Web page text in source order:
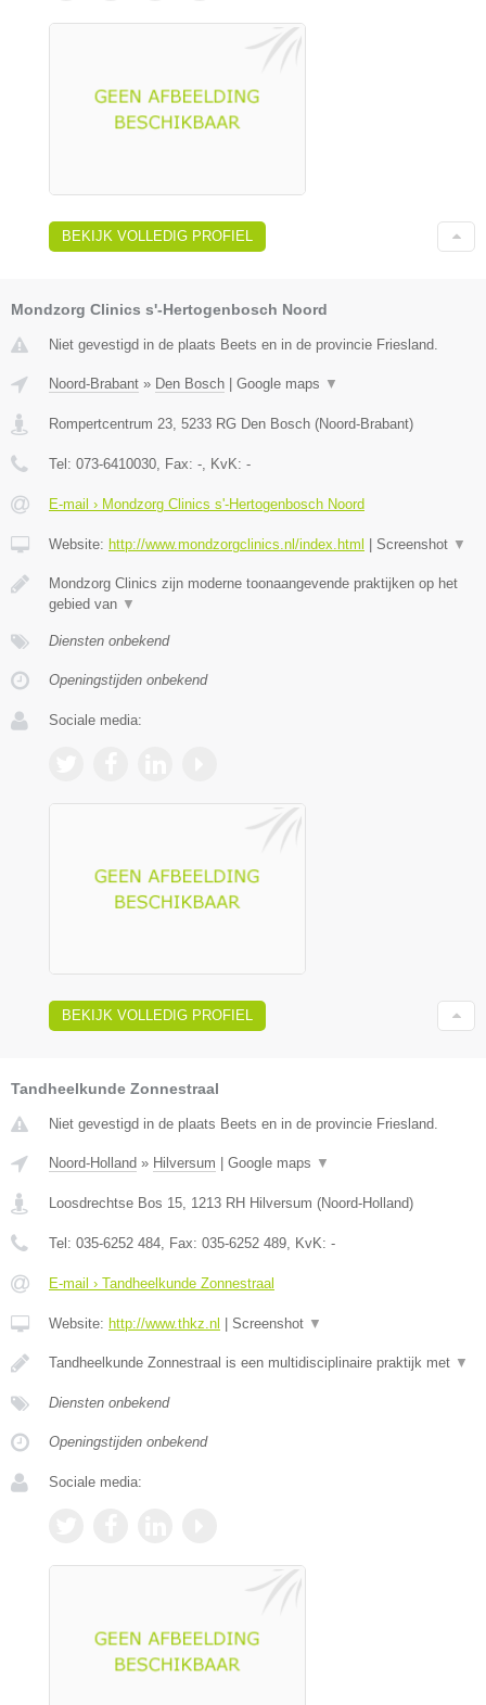
BEKIJK VOLLEDIG PROFIEL
Mondzorg Clinics s'-Hertogenbosch Noord
Niet gevestigd in de plaats Beets en in de provincie Friesland.
Noord-Brabant » Den Bosch Google maps ▼
Rompertcentrum 23 5233 RG Den Bosch (Noord-Brabant)
Tel: 073-6410030 , Fax: - , KvK: -
E-mail › Mondzorg Clinics s'-Hertogenbosch Noord
Website: http://www.mondzorgclinics.nl/index.html Screenshot ▼
Mondzorg Clinics zijn moderne toonaangevende praktijken op het
gebied van ▼
Diensten onbekend
Openingstijden onbekend
Sociale media:
BEKIJK VOLLEDIG PROFIEL
Tandheelkunde Zonnestraal
Niet gevestigd in de plaats Beets en in de provincie Friesland.
Noord-Holland » Hilversum Google maps ▼
Loosdrechtse Bos 15, 1213 RH Hilversum (Noord-Holland)
Tel: 035-6252 484, Fax: 035-6252 489, KvK: -
E-mail › Tandheelkunde Zonnestraal
Website: http://www.thkz.nl Screenshot ▼
Tandheelkunde Zonnestraal is een multidisciplinaire praktijk met ▼
Diensten onbekend
Openingstijden onbekend
Sociale media: